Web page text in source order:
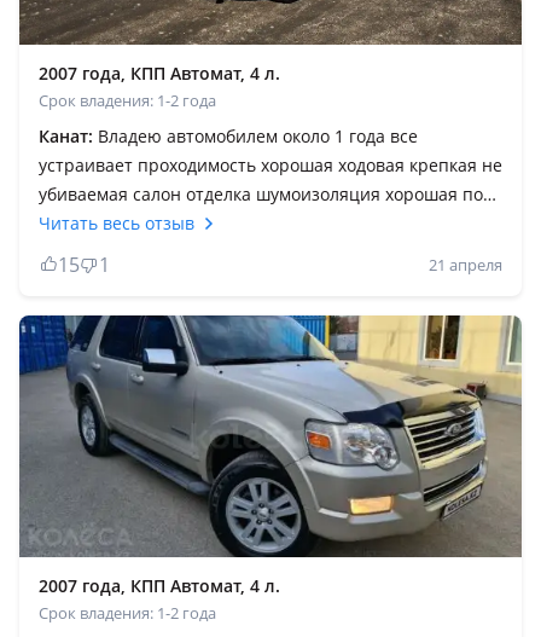
2007 года, КПП Автомат, 4 л.
Срок владения: 1-2 года
Канат: Владею автомобилем около 1 года все
устраивает проходимость хорошая ходовая крепкая не
убиваемая салон отделка шумоизоляция хорошая по
обслушиванию запчасти доступны цены приемлевые
по трассе идёт отлично не хуже Прадика расход город
15литров трасса 10-12 как давить на газ. По
бездорожью вообще вопросов нет клиренс позволяет.
Установлено две печки в салоне зимой Ташкент. Семь
мест третий ряд складывается в ровный пол. Задняя
крышка багажника открывается отдельно от основной
двери. Двигатель прошёл у меня 320000км вопросов
нет надо вовремя менять масло.
Читать весь отзыв
15 1 21 апреля
2007 года, КПП Автомат, 4 л.
Срок владения: 1-2 года